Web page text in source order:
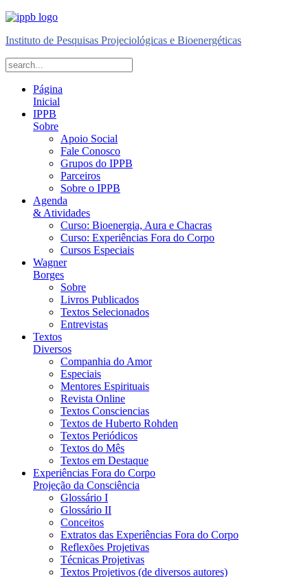
Instituto de Pesquisas Projeciológicas e Bioenergéticas
Página
Inicial
IPPB
Sobre
Apoio Social
Fale Conosco
Grupos do IPPB
Parceiros
Sobre o IPPB
Agenda
& Atividades
Curso: Bioenergia, Aura e Chacras
Curso: Experiências Fora do Corpo
Cursos Especiais
Wagner
Borges
Sobre
Livros Publicados
Textos Selecionados
Entrevistas
Textos
Diversos
Companhia do Amor
Especiais
Mentores Espirituais
Revista Online
Textos Consciencias
Textos de Huberto Rohden
Textos Periódicos
Textos do Mês
Textos em Destaque
Experiências Fora do Corpo
Projeção da Consciência
Glossário I
Glossário II
Conceitos
Extratos das Experiências Fora do Corpo
Reflexões Projetivas
Técnicas Projetivas
Textos Projetivos (de diversos autores)